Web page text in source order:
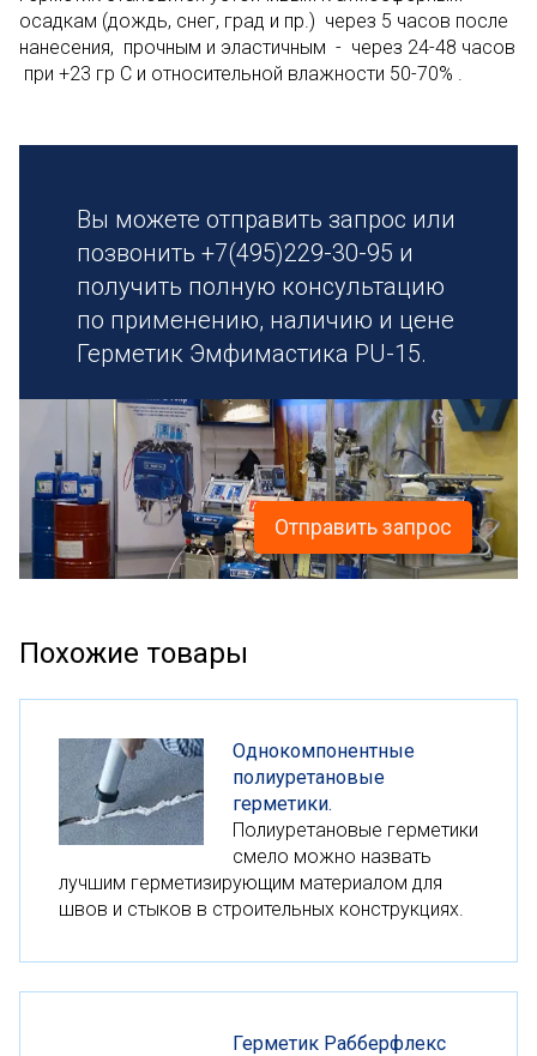
осадкам (дождь, снег, град и пр.) через 5 часов после
нанесения, прочным и эластичным - через 24-48 часов
при +23 гр С и относительной влажности 50-70% .
Вы можете отправить запрос или
позвонить +7(495)229-30-95 и
получить полную консультацию
по применению, наличию и цене
Герметик Эмфимастика PU-15.
Отправить запрос
Похожие товары
Однокомпонентные
полиуретановые
герметики.
Полиуретановые герметики
смело можно назвать
лучшим герметизирующим материалом для
швов и стыков в строительных конструкциях.
Герметик Рабберфлекс